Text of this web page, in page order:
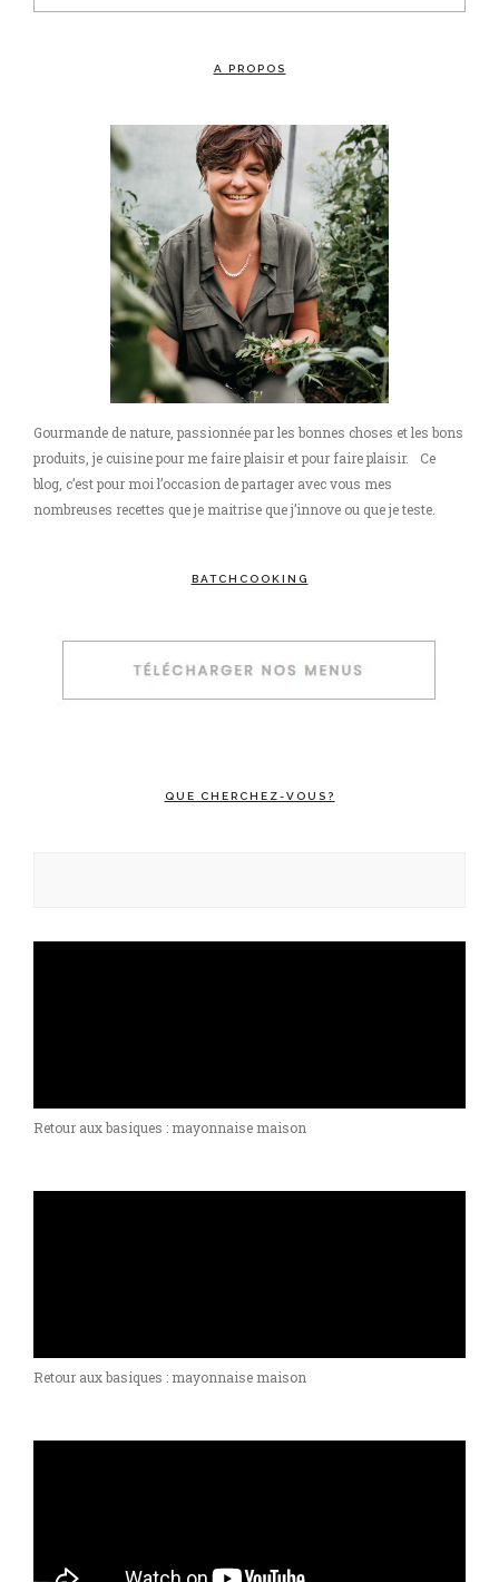
A PROPOS
Gourmande de nature, passionnée par les bonnes choses et les bons
produits, je cuisine pour me faire plaisir et pour faire plaisir. Ce
blog, c’est pour moi l’occasion de partager avec vous mes
nombreuses recettes que je maitrise que j’innove ou que je teste.
BATCHCOOKING
QUE CHERCHEZ-VOUS?
Retour aux basiques : mayonnaise maison
Retour aux basiques : mayonnaise maison